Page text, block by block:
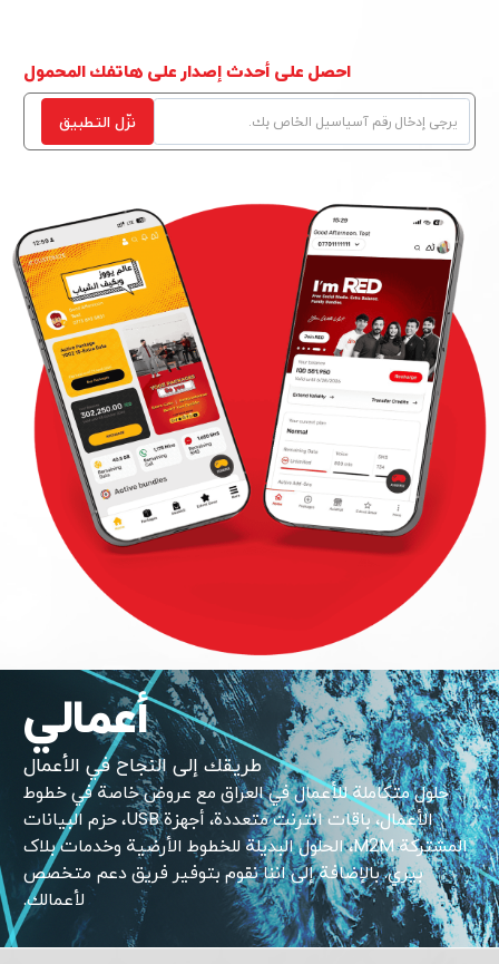
احصل على أحدث إصدار على هاتفك المحمول
نزّل التطبیق
أعمالي
طریقك إلی النجاح في الأعمال
حلول متکاملة للأعمال في العراق مع عروض خاصة في خطوط
الأعمال، باقات انترنت متعددة، أجهزة USB، حزم البیانات
المشترکة M2M، الحلول البدیلة للخطوط الأرضیة وخدمات بلاک
بیري. بالإضافة إلی اننا نقوم بتوفیر فریق دعم متخصص
لأعمالك.